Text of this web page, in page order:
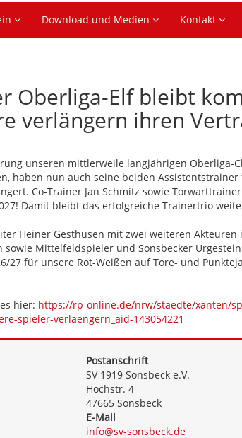
Download und Medien Kontakt
Oberliga-Elf bleibt
verlängern ihren
unseren mittlerweile langjährigen Oberliga-
haben nun auch seine beiden
Co-Trainer Jan Schmitz sowie
Damit bleibt das erfolgreiche Trainertrio
Heiner Gesthüsen mit zwei weiteren
Mittelfeldspieler und Sonsbecker Urgestein
27 für unsere Rot-Weißen auf Tore- und
hier: https://rp-online.de/nrw/staedte/xanten/
spieler-verlaengern_aid-143054221
Postanschrift
SV 1919 Sonsbeck e.V.
Hochstr. 4
47665 Sonsbeck
E-Mail
info@sv-sonsbeck.de